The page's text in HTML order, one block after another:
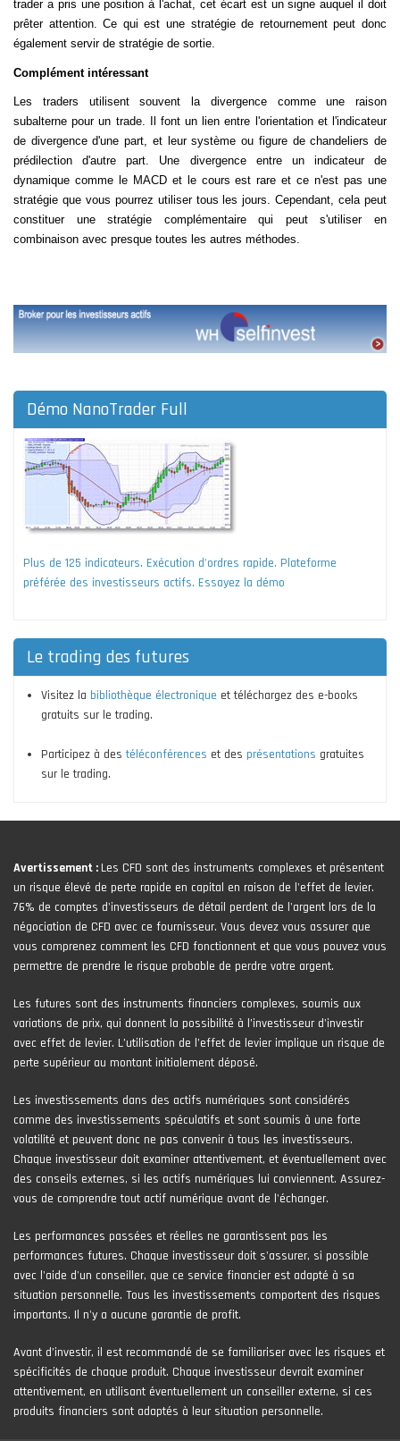
trader a pris une position à l'achat, cet écart est un signe auquel il doit
prêter attention. Ce qui est une stratégie de retournement peut donc
également servir de stratégie de sortie.
Complément intéressant
Les traders utilisent souvent la divergence comme une raison
subalterne pour un trade. Il font un lien entre l'orientation et l'indicateur
de divergence d'une part, et leur système ou figure de chandeliers de
prédilection d'autre part. Une divergence entre un indicateur de
dynamique comme le MACD et le cours est rare et ce n'est pas une
stratégie que vous pourrez utiliser tous les jours. Cependant, cela peut
constituer une stratégie complémentaire qui peut s'utiliser en
combinaison avec presque toutes les autres méthodes.
Démo NanoTrader Full
Plus de 125 indicateurs. Exécution d'ordres rapide. Plateforme
préférée des investisseurs actifs. Essayez la démo
Le trading des futures
Visitez la bibliothèque électronique et téléchargez des e-books
gratuits sur le trading.
Participez à destéléconférences et des présentations gratuites
sur le trading.
Avertissement : Les CFD sont des instruments complexes et présentent
un risque élevé de perte rapide en capital en raison de l'effet de levier.
76% de comptes d'investisseurs de détail perdent de l'argent lors de la
négociation de CFD avec ce fournisseur. Vous devez vous assurer que
vous comprenez comment les CFD fonctionnent et que vous pouvez vous
permettre de prendre le risque probable de perdre votre argent.
Les futures sont des instruments financiers complexes, soumis aux
variations de prix, qui donnent la possibilité à l’investisseur d’investir
avec effet de levier. L’utilisation de l’effet de levier implique un risque de
perte supérieur au montant initialement déposé.
Les investissements dans des actifs numériques sont considérés
comme des investissements spéculatifs et sont soumis à une forte
volatilité et peuvent donc ne pas convenir à tous les investisseurs.
Chaque investisseur doit examiner attentivement, et éventuellement avec
des conseils externes, si les actifs numériques lui conviennent. Assurez-
vous de comprendre tout actif numérique avant de l'échanger.
Les performances passées et réelles ne garantissent pas les
performances futures. Chaque investisseur doit s'assurer, si possible
avec l'aide d'un conseiller, que ce service financier est adapté à sa
situation personnelle. Tous les investissements comportent des risques
importants. Il n'y a aucune garantie de profit.
Avant d’investir, il est recommandé de se familiariser avec les risques et
spécificités de chaque produit. Chaque investisseur devrait examiner
attentivement, en utilisant éventuellement un conseiller externe, si ces
produits financiers sont adaptés à leur situation personnelle.